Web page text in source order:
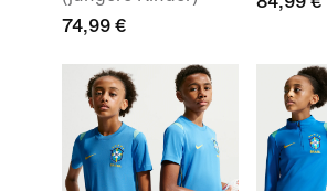
74,99 €